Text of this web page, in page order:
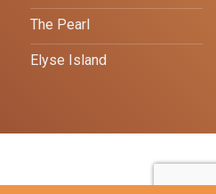
The Pearl
Elyse Island